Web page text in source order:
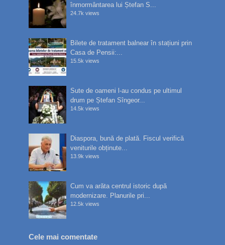
înmormântarea lui Ștefan S...
24.7k views
Bilete de tratament balnear în stațiuni prin
Casa de Pensii:...
15.5k views
Sute de oameni l-au condus pe ultimul
drum pe Ștefan Sîngeor...
14.5k views
Diaspora, bună de plată. Fiscul verifică
veniturile obținute...
13.9k views
Cum va arăta centrul istoric după
modernizare. Planurile pri...
12.5k views
Cele mai comentate